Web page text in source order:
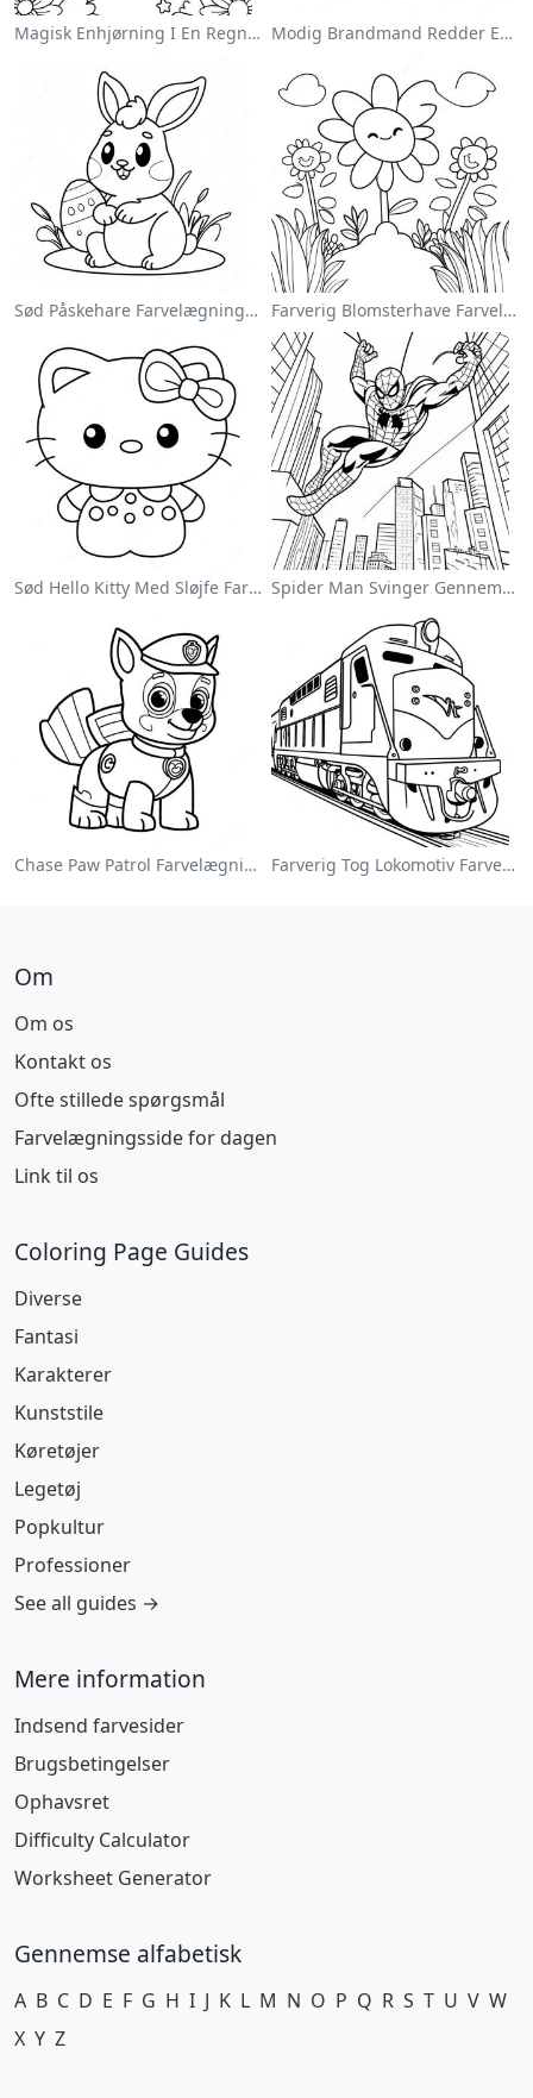
Magisk Enhjørning I En Regnbue Farvelægningsside Modig Brandmand Redder En Kat Farvelægningsside
Sød Påskehare Farvelægningsside Farverig Blomsterhave Farvelægningsside
Sød Hello Kitty Med Sløjfe Farvelægningsside Spider Man Svinger Gennem Byen Farvelægningsside
Chase Paw Patrol Farvelægningsside Farverig Tog Lokomotiv Farvelægningsside
Om
Om os
Kontakt os
Ofte stillede spørgsmål
Farvelægningsside for dagen
Link til os
Coloring Page Guides
Diverse
Fantasi
Karakterer
Kunststile
Køretøjer
Legetøj
Popkultur
Professioner
See all guides →
Mere information
Indsend farvesider
Brugsbetingelser
Ophavsret
Difficulty Calculator
Worksheet Generator
Gennemse alfabetisk
A B C D E F G H I J K L M N O P Q R S T U V W
X Y Z